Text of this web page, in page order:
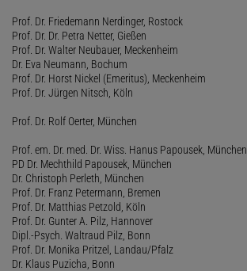
Prof. Dr. Friedemann Nerdinger, Rostock
Prof. Dr. Dr. Petra Netter, Gießen
Prof. Dr. Walter Neubauer, Meckenheim
Dr. Eva Neumann, Bochum
Prof. Dr. Horst Nickel (Emeritus), Meckenheim
Prof. Dr. Jürgen Nitsch, Köln
Prof. Dr. Rolf Oerter, München
Prof. em. Dr. med. Dr. Wiss. Hanus Papousek, München
PD Dr. Mechthild Papousek, München
Dr. Christoph Perleth, München
Prof. Dr. Franz Petermann, Bremen
Prof. Dr. Matthias Petzold, Köln
Prof. Dr. Gunter A. Pilz, Hannover
Dipl.-Psych. Waltraud Pilz, Bonn
Prof. Dr. Monika Pritzel, Landau/Pfalz
Dr. Klaus Puzicha, Bonn